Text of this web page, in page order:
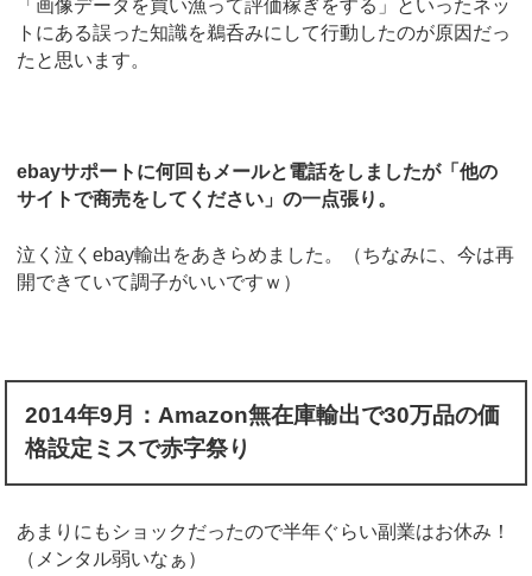
「画像データを買い漁って評価稼ぎをする」といったネッ
トにある誤った知識を鵜呑みにして行動したのが原因だっ
たと思います。
ebayサポートに何回もメールと電話をしましたが「他の
サイトで商売をしてください」の一点張り。
泣く泣くebay輸出をあきらめました。（ちなみに、今は再
開できていて調子がいいですｗ）
2014年9月： Amazon無在庫輸出で30万品の価
格設定ミスで赤字祭り
あまりにもショックだったので半年ぐらい副業はお休み！
（メンタル弱いなぁ）